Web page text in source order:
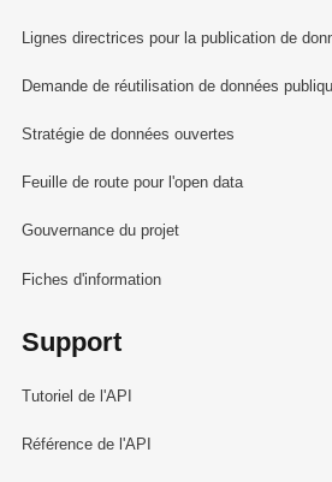
Lignes directrices pour la publication de
Demande de réutilisation de données
Stratégie de données ouvertes
Feuille de route pour l'open data
Gouvernance du projet
Fiches d'information
Support
Tutoriel de l'API
Référence de l'API